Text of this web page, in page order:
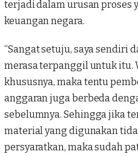
terjadi dalam urusan proses
keuangan negara.
“Sangat setuju, saya sendiri
merasa terpanggil untuk itu.
khususnya, maka tentu
anggaran juga berbeda
sebelumnya. Sehingga jika
material yang digunakan
persyaratkan, maka sudah